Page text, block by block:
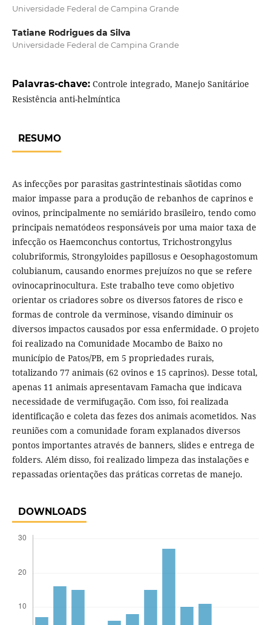
Universidade Federal de Campina Grande
Tatiane Rodrigues da Silva
Universidade Federal de Campina Grande
Palavras-chave: Controle integrado, Manejo Sanitárioe
Resistência anti-helmíntica
RESUMO
As infecções por parasitas gastrintestinais sãotidas como
maior impasse para a produção de rebanhos de caprinos e
ovinos, principalmente no semiárido brasileiro, tendo como
principais nematódeos responsáveis por uma maior taxa de
infecção os Haemconchus contortus, Trichostrongylus
colubriformis, Strongyloides papillosus e Oesophagostomum
colubianum, causando enormes prejuízos no que se refere
ovinocaprinocultura. Este trabalho teve como objetivo
orientar os criadores sobre os diversos fatores de risco e
formas de controle da verminose, visando diminuir os
diversos impactos causados por essa enfermidade. O projeto
foi realizado na Comunidade Mocambo de Baixo no
município de Patos/PB, em 5 propriedades rurais,
totalizando 77 animais (62 ovinos e 15 caprinos). Desse total,
apenas 11 animais apresentavam Famacha que indicava
necessidade de vermifugação. Com isso, foi realizada
identificação e coleta das fezes dos animais acometidos. Nas
reuniões com a comunidade foram explanados diversos
pontos importantes através de banners, slides e entrega de
folders. Além disso, foi realizado limpeza das instalações e
repassadas orientações das práticas corretas de manejo.
DOWNLOADS